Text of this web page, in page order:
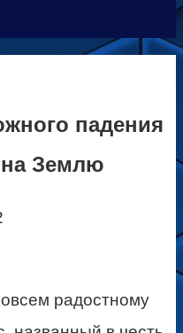
падения
Землю
радостному